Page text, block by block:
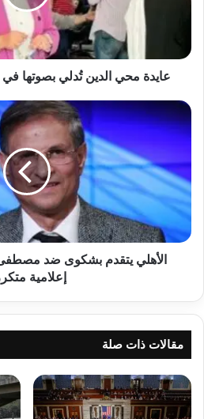
2025
عايدة محي الدين تُدلي بصوتها في
الأهلي
يتقدم
بشكوى
مصطفى
يونس
بسبب
إساءات
إعلامية
متكررةالأهلي يتقدم بشكوى ضد
إعلامية
مقالات ذات صلة